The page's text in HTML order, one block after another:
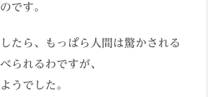
です。
たら、もっぱら人間は驚かされる
られるわですが、
うでした。